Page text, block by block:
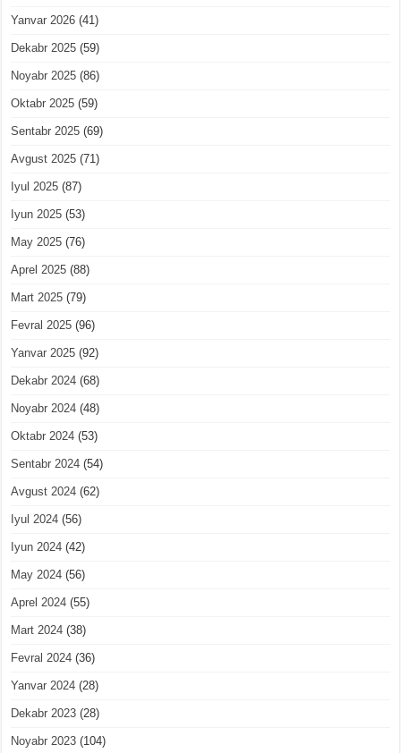
Yanvar 2026 (41)
Dekabr 2025 (59)
Noyabr 2025 (86)
Oktabr 2025 (59)
Sentabr 2025 (69)
Avgust 2025 (71)
Iyul 2025 (87)
Iyun 2025 (53)
May 2025 (76)
Aprel 2025 (88)
Mart 2025 (79)
Fevral 2025 (96)
Yanvar 2025 (92)
Dekabr 2024 (68)
Noyabr 2024 (48)
Oktabr 2024 (53)
Sentabr 2024 (54)
Avgust 2024 (62)
Iyul 2024 (56)
Iyun 2024 (42)
May 2024 (56)
Aprel 2024 (55)
Mart 2024 (38)
Fevral 2024 (36)
Yanvar 2024 (28)
Dekabr 2023 (28)
Noyabr 2023 (104)